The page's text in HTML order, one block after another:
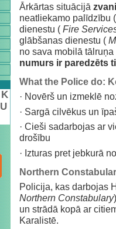
K
U
Ārkārtas situācijā
neatliekamo palīdzību
dienestu ( Fire
glābšanas dienestu (
no sava mobilā
numurs ir paredzēts
What the Police do:
· Novērš un izmeklē
· Sargā cilvēkus un
· Cieši sadarbojas ar
drošību
· Izturas pret jebkurā
Northern
Policija, kas darbojas
Northern Constabulary
un strādā kopā ar
Karalistē.